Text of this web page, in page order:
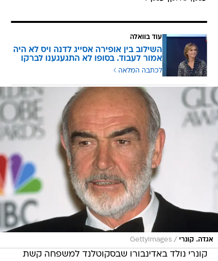
עוד בוואלה
השילוב בין אופירה אסייג לדנה ויס לא היה
אמור לעבוד. בסופו לא התגעגענו לברקו
לכתבה המלאה
אגדה. קונרי /
GettyImages
קונרי נולד באדינבורו שבסקוטלנד למשפחה קשת